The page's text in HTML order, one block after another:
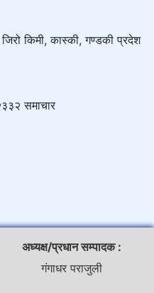
किमी, कास्की, गण्डकी प्रदेश
समाचार
अध्यक्ष/प्रधान सम्पादक :
गंगाधर पराजुली